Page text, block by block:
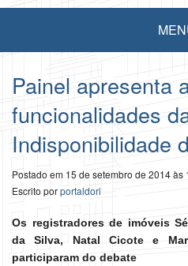
Painel apresenta
funcionalidades
Indisponibilidade
Postado em 15 de setembro de 2014 às
Escrito porportaldori
Os registradores de imóveis
da Silva, Natal Cicote e
participaram do debate